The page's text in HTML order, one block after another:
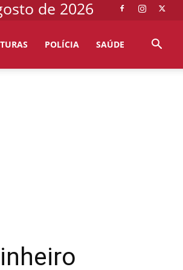
de 2026
POLÍCIA SAÚDE